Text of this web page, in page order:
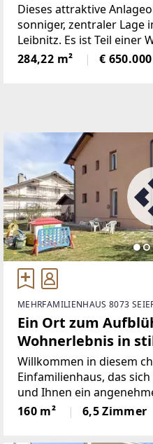
Dieses attraktive
sonniger, zentraler Lage
Leibnitz. Es ist Teil einer
19 Einheiten und verfügt
Eingang sowie eine
284,22 m² € 650.000
MEHRFAMILIENHAUS 8073
Ein Ort zum
Wohnerlebnis in
Willkommen in diesem
Einfamilienhaus, das
und Ihnen ein
Das Haus ist hell und
sich gut für Familien
160 m² 6,5 Zimmer